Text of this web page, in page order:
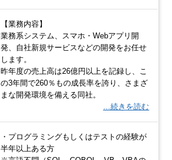
【業務内容】
業務系システム、スマホ・Webアプリ開
発、自社新規サービスなどの開発をお任せ
します。
昨年度の売上高は26億円以上を記録し、こ
の3年間で260％もの成長率を誇り、さまざ
まな開発環境を備える同社。
…続きを読む
・プログラミングもしくはテストの経験が
半年以上ある方